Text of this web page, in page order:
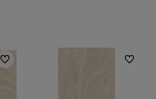
Do ulubionych Do